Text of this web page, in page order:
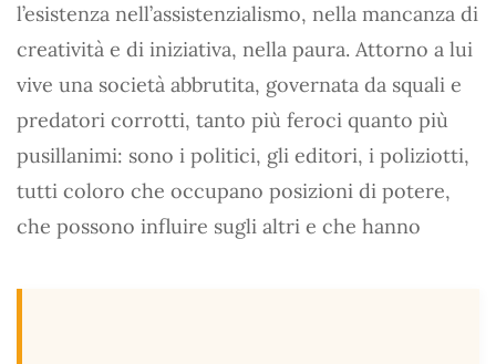
l’esistenza nell’assistenzialismo, nella mancanza di
creatività e di iniziativa, nella paura. Attorno a lui
vive una società abbrutita, governata da squali e
predatori corrotti, tanto più feroci quanto più
pusillanimi: sono i politici, gli editori, i poliziotti,
tutti coloro che occupano posizioni di potere,
che possono influire sugli altri e che hanno